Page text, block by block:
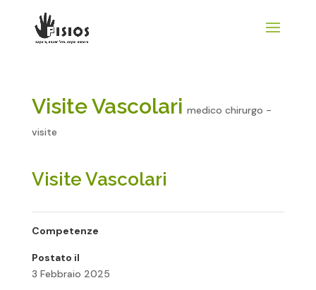
Visite Vascolari medico chirurgo -
visite
Visite Vascolari
Competenze
Postato il
3 Febbraio 2025